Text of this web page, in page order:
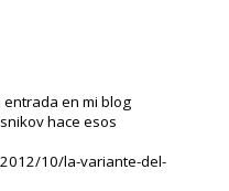
en mi blog
hace esos
10/la-variante-del-